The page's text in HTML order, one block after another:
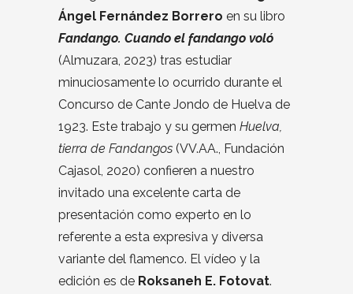
Ángel Fernández Borrero en su libro
Fandango. Cuando el fandango voló
(Almuzara, 2023) tras estudiar
minuciosamente lo ocurrido durante el
Concurso de Cante Jondo de Huelva de
1923. Este trabajo y su germen Huelva,
tierra de Fandangos (VV.AA., Fundación
Cajasol, 2020) confieren a nuestro
invitado una excelente carta de
presentación como experto en lo
referente a esta expresiva y diversa
variante del flamenco. El vídeo y la
edición es de Roksaneh E. Fotovat.